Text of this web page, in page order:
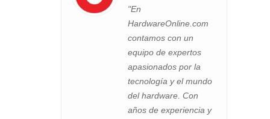
"En
HardwareOnline.com
contamos con un
equipo de expertos
apasionados por la
tecnología y el mundo
del hardware. Con
años de experiencia y